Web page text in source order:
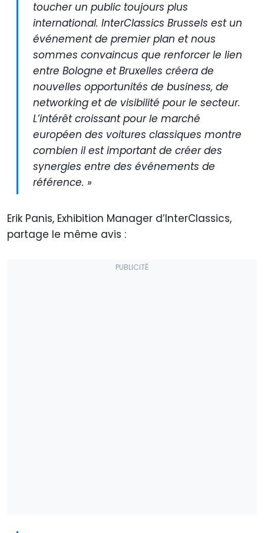
toucher un public toujours plus
international. InterClassics Brussels est un
événement de premier plan et nous
sommes convaincus que renforcer le lien
entre Bologne et Bruxelles créera de
nouvelles opportunités de business, de
networking et de visibilité pour le secteur.
L’intérêt croissant pour le marché
européen des voitures classiques montre
combien il est important de créer des
synergies entre des événements de
référence. »
Erik Panis, Exhibition Manager d’InterClassics,
partage le même avis :